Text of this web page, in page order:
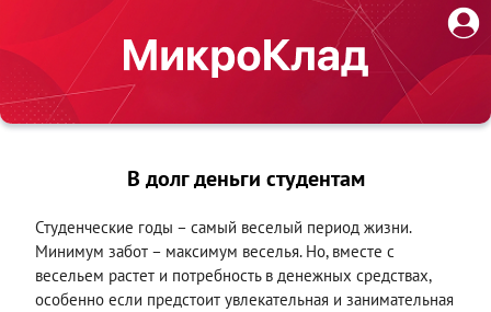
В долг деньги студентам
Студенческие годы – самый веселый период жизни.
Минимум забот – максимум веселья. Но, вместе с
весельем растет и потребность в денежных средствах,
особенно если предстоит увлекательная и занимательная